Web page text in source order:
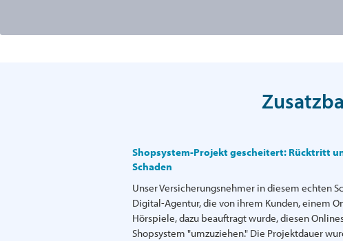
Shopsystem-Projekt gescheitert: Rücktritt
Schaden
Unser Versicherungsnehmer in diesem echten
Digital-Agentur, die von ihrem Kunden, einem
Hörspiele, dazu beauftragt wurde, diesen
Shopsystem "umzuziehen." Die Projektdauer